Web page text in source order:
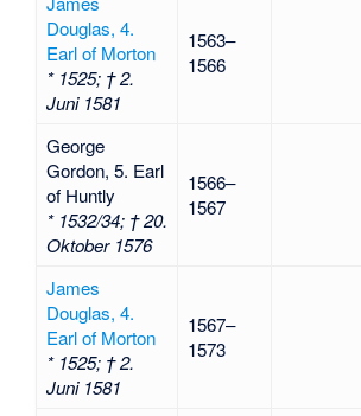
Douglas, 4.
Earl of Morton
* 1525; † 2.
Juni 1581
1563–
1566
George
Gordon, 5. Earl
of Huntly
* 1532/34; † 20.
Oktober 1576
1566–
1567
James
Douglas, 4.
Earl of Morton
* 1525; † 2.
Juni 1581
1567–
1573